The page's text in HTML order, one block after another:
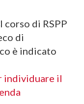
corso di RSPP
di
è indicato
individuare il